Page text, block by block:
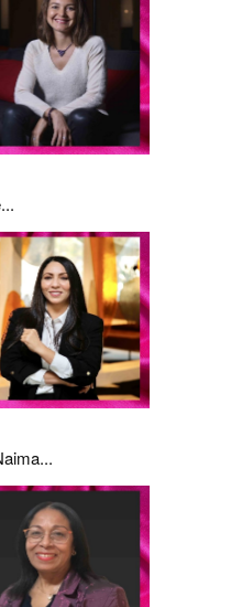
: CHEZ
EL FASY SE DISTINGUE
: AFIFA